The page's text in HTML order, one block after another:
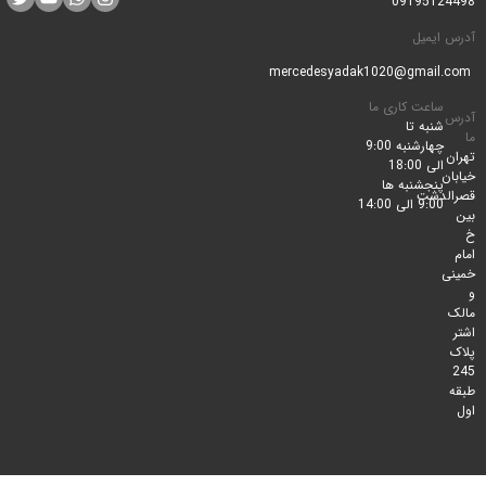
ساعت کاری ما
شنبه تا
چهارشنبه 9:00
الی 18:00
پنجشنبه ها
9:00 الی 14:00